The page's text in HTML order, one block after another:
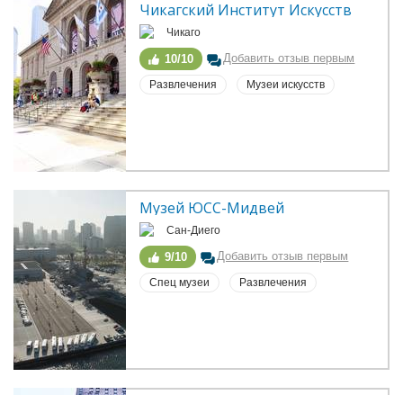
Чикагский Институт Искусств
Чикаго
10/10 Добавить отзыв первым
Развлечения Музеи искусств
Музей ЮСС-Мидвей
Сан-Диего
9/10 Добавить отзыв первым
Спец музеи Развлечения